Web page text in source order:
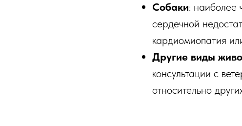
Собаки: наиболее
сердечной
кардиомиопатия
Другие виды
консультации с
относительно